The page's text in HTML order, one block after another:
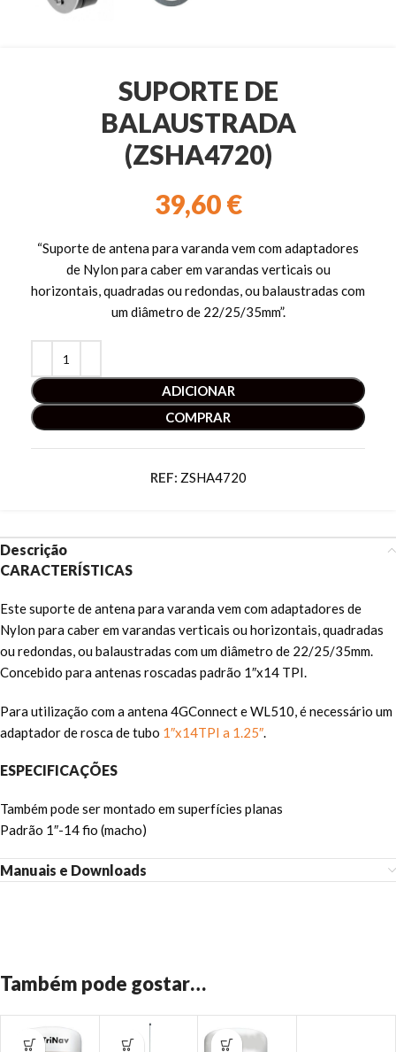
SUPORTE DE
BALAUSTRADA
(ZSHA4720)
39,60€
“Suporte de antena para varanda vem com adaptadores
de Nylon para caber em varandas verticais ou
horizontais, quadradas ou redondas, ou balaustradas com
um diâmetro de 22/25/35mm”.
ADICIONAR
COMPRAR
REF: ZSHA4720
Descrição
CARACTERÍSTICAS
Este suporte de antena para varanda vem com adaptadores de
Nylon para caber em varandas verticais ou horizontais, quadradas
ou redondas, ou balaustradas com um diâmetro de 22/25/35mm.
Concebido para antenas roscadas padrão 1″x14 TPI.
Para utilização com a antena 4GConnect e WL510, é necessário um
adaptador de rosca de tubo 1″x14TPI a 1.25″.
ESPECIFICAÇÕES
Também pode ser montado em superfícies planas
Padrão 1″-14 fio (macho)
Manuais e Downloads
Também pode gostar…